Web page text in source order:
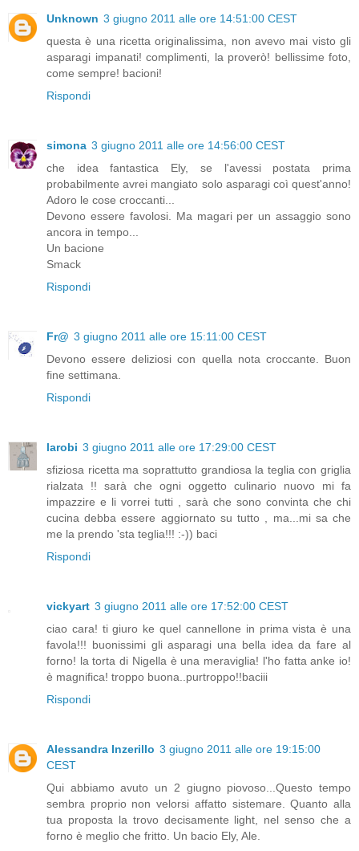
Unknown 3 giugno 2011 alle ore 14:51:00 CEST
questa è una ricetta originalissima, non avevo mai visto gli
asparagi impanati! complimenti, la proverò! bellissime foto,
come sempre! bacioni!
Rispondi
simona 3 giugno 2011 alle ore 14:56:00 CEST
che idea fantastica Ely, se l'avessi postata prima
probabilmente avrei mangiato solo asparagi coì quest'anno!
Adoro le cose croccanti...
Devono essere favolosi. Ma magari per un assaggio sono
ancora in tempo...
Un bacione
Smack
Rispondi
Fr@ 3 giugno 2011 alle ore 15:11:00 CEST
Devono essere deliziosi con quella nota croccante. Buon
fine settimana.
Rispondi
larobi 3 giugno 2011 alle ore 17:29:00 CEST
sfiziosa ricetta ma soprattutto grandiosa la teglia con griglia
rialzata !! sarà che ogni oggetto culinario nuovo mi fa
impazzire e li vorrei tutti , sarà che sono convinta che chi
cucina debba essere aggiornato su tutto , ma...mi sa che
me la prendo 'sta teglia!!! :-)) baci
Rispondi
vickyart 3 giugno 2011 alle ore 17:52:00 CEST
ciao cara! ti giuro ke quel cannellone in prima vista è una
favola!!! buonissimi gli asparagi una bella idea da fare al
forno! la torta di Nigella è una meraviglia! l'ho fatta anke io!
è magnifica! troppo buona..purtroppo!!baciii
Rispondi
Alessandra Inzerillo 3 giugno 2011 alle ore 19:15:00
CEST
Qui abbiamo avuto un 2 giugno piovoso...Questo tempo
sembra proprio non velorsi affatto sistemare. Quanto alla
tua proposta la trovo decisamente light, nel senso che a
forno è meglio che fritto. Un bacio Ely, Ale.